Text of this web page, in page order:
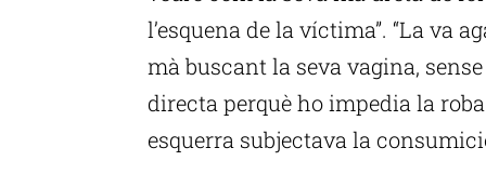
l’esquena de la víctima”. “La va
mà buscant la seva vagina,
directa perquè ho impedia la
esquerra subjectava la